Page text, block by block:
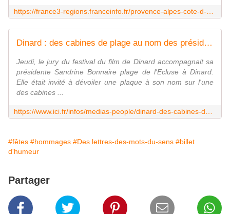
Dinard : des cabines de plage au nom des présidents de jury du Festival du film britannique ! - ICI
Jeudi, le jury du festival du film de Dinard accompagnait sa
présidente Sandrine Bonnaire plage de l'Ecluse à Dinard.
Elle était invité à dévoiler une plaque à son nom sur l'une
des cabines ...
#fêtes #hommages #Des lettres-des-mots-du-sens #billet
d'humeur
Partager